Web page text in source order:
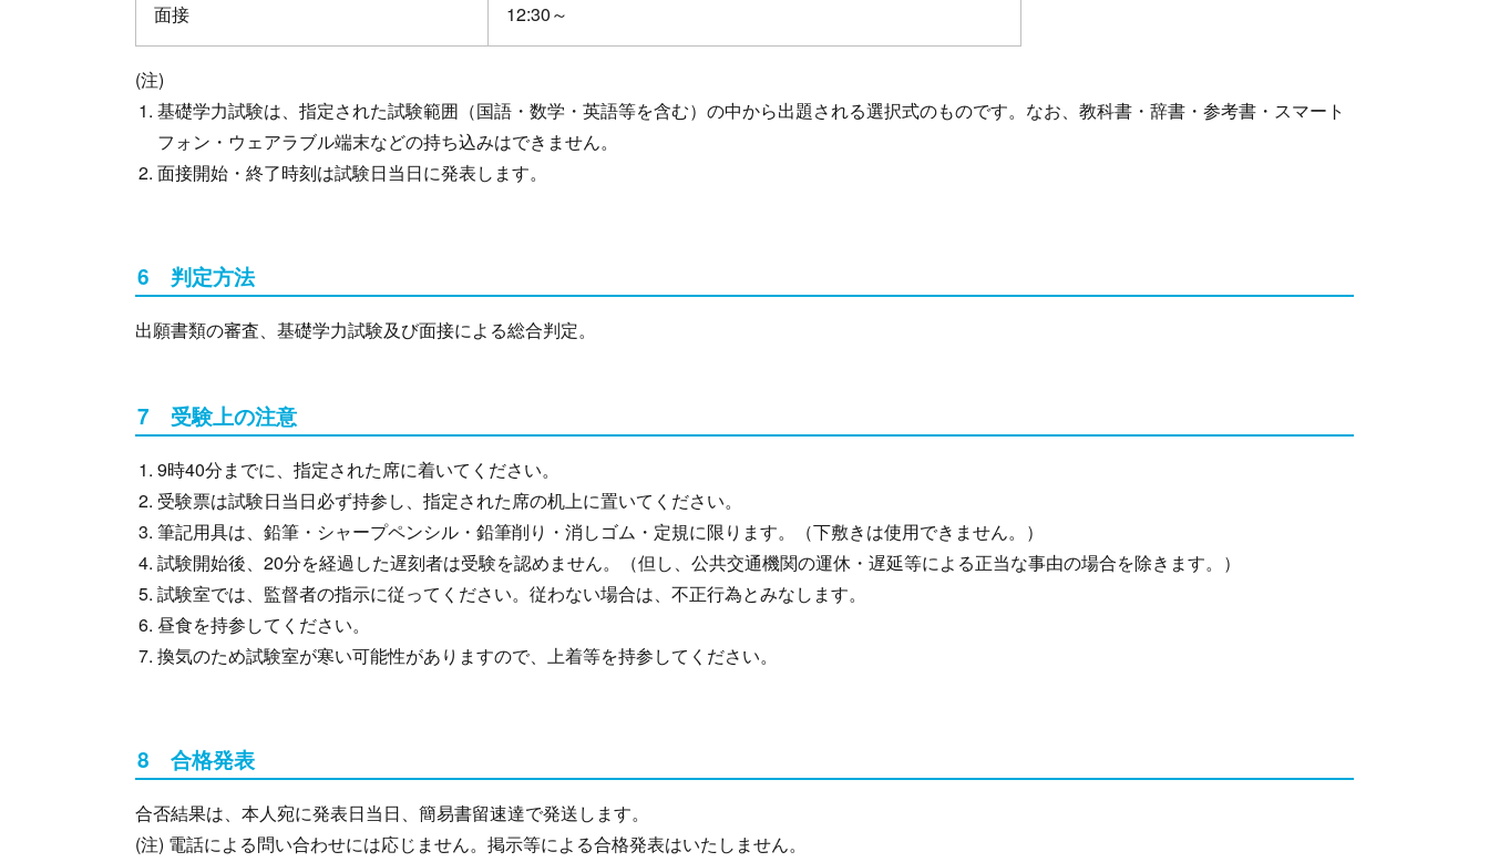
面接 12:30～
(注)
基礎学力試験は、指定された試験範囲（国語・数学・英語等を含む）の中から出題される選択式のものです。なお、教科書・辞書・参考書・スマート
フォン・ウェアラブル端末などの持ち込みはできません。
面接開始・終了時刻は試験日当日に発表します。
6 判定方法
出願書類の審査、基礎学力試験及び面接による総合判定。
7 受験上の注意
9時40分までに、指定された席に着いてください。
受験票は試験日当日必ず持参し、指定された席の机上に置いてください。
筆記用具は、鉛筆・シャープペンシル・鉛筆削り・消しゴム・定規に限ります。（下敷きは使用できません。）
試験開始後、20分を経過した遅刻者は受験を認めません。（但し、公共交通機関の運休・遅延等による正当な事由の場合を除きます。）
試験室では、監督者の指示に従ってください。従わない場合は、不正行為とみなします。
昼食を持参してください。
換気のため試験室が寒い可能性がありますので、上着等を持参してください。
8 合格発表
合否結果は、本人宛に発表日当日、簡易書留速達で発送します。
(注) 電話による問い合わせには応じません。掲示等による合格発表はいたしません。